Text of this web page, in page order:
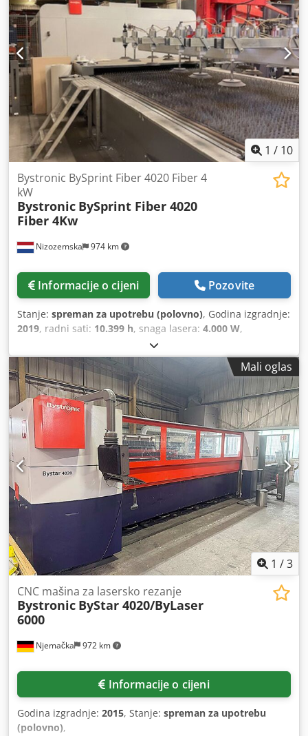
1 / 10
Nizozemska 974 km
Bystronic BySprint Fiber 4020 Fiber 4
kW
Bystronic BySprint Fiber 4020
Fiber 4Kw
Informacije o cijeni Pozovite
Stanje: spreman za upotrebu (polovno), Godina izgradnje:
2019, radni sati: 10.399 h, snaga lasera: 4.000 W,
4.000 mm
Mali oglas
1 /3
Njemačka 972 km
CNC mašina za lasersko rezanje
Bystronic ByStar 4020/ByLaser
6000
Informacije o cijeni
Godina izgradnje: 2015, Stanje: spreman za upotrebu
(polovno),